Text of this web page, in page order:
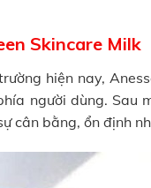
Skincare Milk
hiện nay,
người dùng. Sau
cân bằng, ổn định